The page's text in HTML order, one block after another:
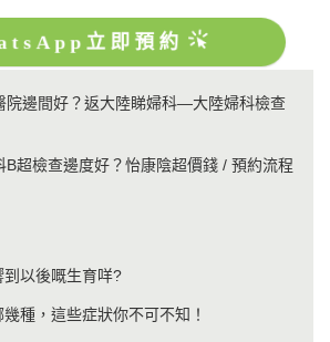
立即預約
院邊間好？返大陸睇婦科—大陸婦科檢查
B超檢查邊度好？怡康陰超價錢 / 預約流程
以後嘅生育咩?
種，這些症狀你不可不知！